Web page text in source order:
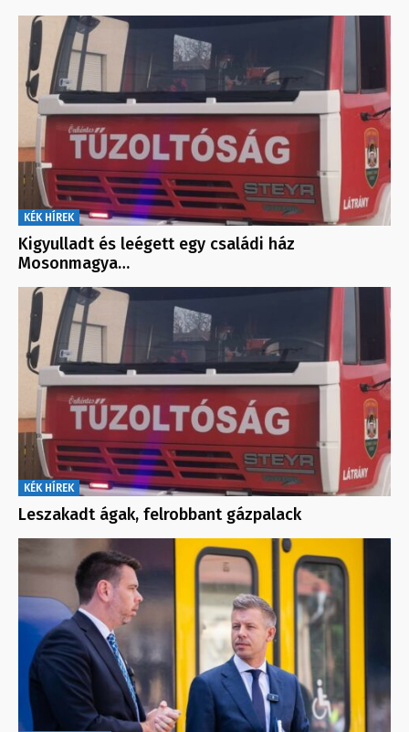
KÉK HÍREK
Kigyulladt és leégett egy családi ház
Mosonmagya…
KÉK HÍREK
Leszakadt ágak, felrobbant gázpalack